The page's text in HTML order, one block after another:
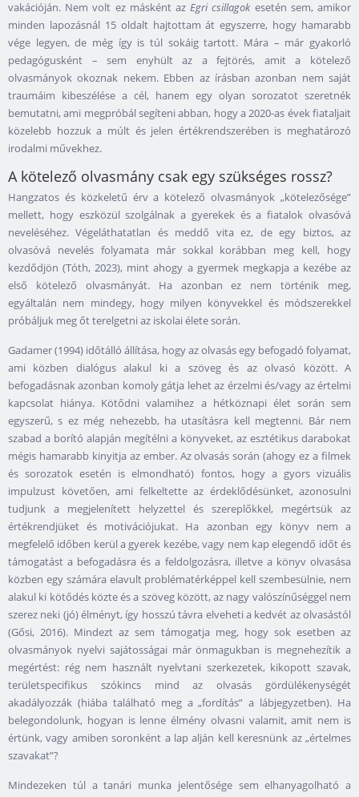
vakációján. Nem volt ez másként azEgri csillagokesetén sem, amikor
minden lapozásnál 15 oldalt hajtottam át egyszerre, hogy hamarabb
vége legyen, de még így is túl sokáig tartott. Mára – már gyakorló
pedagógusként – sem enyhült az a fejtörés, amit a kötelező
olvasmányok okoznak nekem. Ebben az írásban azonban nem saját
traumáim kibeszélése a cél, hanem egy olyan sorozatot szeretnék
bemutatni, ami megpróbál segíteni abban, hogy a 2020-as évek fiataljait
közelebb hozzuk a múlt és jelen értékrendszerében is meghatározó
irodalmi művekhez.
A kötelező olvasmány csak egy szükséges rossz?
Hangzatos és közkeletű érv a kötelező olvasmányok „kötelezősége”
mellett, hogy eszközül szolgálnak a gyerekek és a fiatalok olvasóvá
neveléséhez. Végeláthatatlan és meddő vita ez, de egy biztos, az
olvasóvá nevelés folyamata már sokkal korábban meg kell, hogy
kezdődjön (Tóth, 2023), mint ahogy a gyermek megkapja a kezébe az
első kötelező olvasmányát. Ha azonban ez nem történik meg,
egyáltalán nem mindegy, hogy milyen könyvekkel és módszerekkel
próbáljuk meg őt terelgetni az iskolai élete során.
Gadamer (1994) időtálló állítása, hogy az olvasás egy befogadó folyamat,
ami közben dialógus alakul ki a szöveg és az olvasó között. A
befogadásnak azonban komoly gátja lehet az érzelmi és/vagy az értelmi
kapcsolat hiánya. Kötődni valamihez a hétköznapi élet során sem
egyszerű, s ez még nehezebb, ha utasításra kell megtenni. Bár nem
szabad a borító alapján megítélni a könyveket, az esztétikus darabokat
mégis hamarabb kinyitja az ember. Az olvasás során (ahogy ez a filmek
és sorozatok esetén is elmondható) fontos, hogy a gyors vizuális
impulzust követően, ami felkeltette az érdeklődésünket, azonosulni
tudjunk a megjelenített helyzettel és szereplőkkel, megértsük az
értékrendjüket és motivációjukat. Ha azonban egy könyv nem a
megfelelő időben kerül a gyerek kezébe, vagy nem kap elegendő időt és
támogatást a befogadásra és a feldolgozásra, illetve a könyv olvasása
közben egy számára elavult problématérképpel kell szembesülnie, nem
alakul ki kötődés közte és a szöveg között, az nagy valószínűséggel nem
szerez neki (jó) élményt, így hosszú távra elveheti a kedvét az olvasástól
(Gősi, 2016). Mindezt az sem támogatja meg, hogy sok esetben az
olvasmányok nyelvi sajátosságai már önmagukban is megnehezítik a
megértést: rég nem használt nyelvtani szerkezetek, kikopott szavak,
területspecifikus szókincs mind az olvasás gördülékenységét
akadályozzák (hiába található meg a „fordítás” a lábjegyzetben). Ha
belegondolunk, hogyan is lenne élmény olvasni valamit, amit nem is
értünk, vagy amiben soronként a lap alján kell keresnünk az „értelmes
szavakat”?
Mindezeken túl a tanári munka jelentősége sem elhanyagolható a